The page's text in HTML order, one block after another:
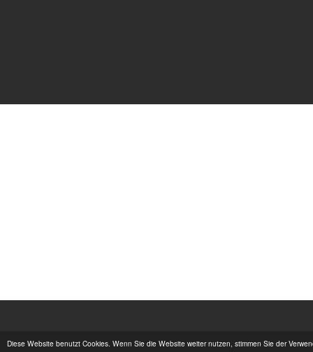
Diese Website benutzt Cookies. Wenn Sie die Website weiter nutzen, stimmen Sie der